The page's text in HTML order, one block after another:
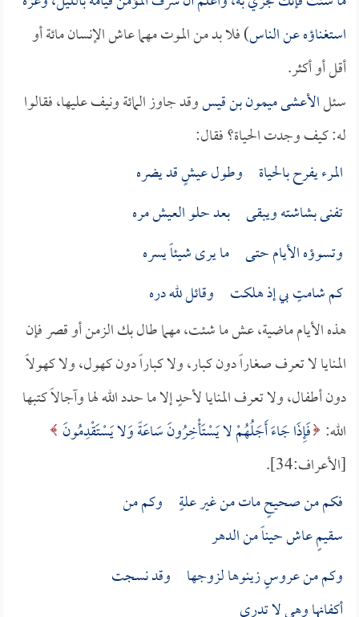
استغناؤه عن الناس) فلا بد من الموت مهما عاش الإنسان مائة أو
أقل أو أكثر.
سئلالأعشى ميمون بن قيسوقد جاوز المائة ونيف عليها، فقالوا
له: كيف وجدت الحياة؟ فقال:
المرء يفرح بالحياة وطول عيشٍ قد يضره
تفنى بشاشته ويبقـى بعد حلو العيش مره
وتسوؤه الأيام حتـى ما يرى شيئاً يسره
كم شامتٍ بي إذ هلكت وقائل لله دره
هذه الأيام ماضية، عش ما شئت، مهما طال بك الزمن أو قصر فإن
المنايا لا تعرف صغاراً دون كبار، ولا كباراً دون كهول، ولا كهولاً
دون أطفال، ولا تعرف المنايا لأحدٍ إلا ما حدد الله لها وآجالاً كتبها
الله: فَإِذَا جَاءَ أَجَلُهُمْ لا يَسْتَأْخِرُونَ سَاعَةً وَلا يَسْتَقْدِمُونَ
[الأعراف:34].
فكم من صحيحٍ مات من غير علةٍ وكم من
سقيمٍ عاش حيناً من الدهر
وكم من عروسٍ زينوها لزوجها وقد نسجت